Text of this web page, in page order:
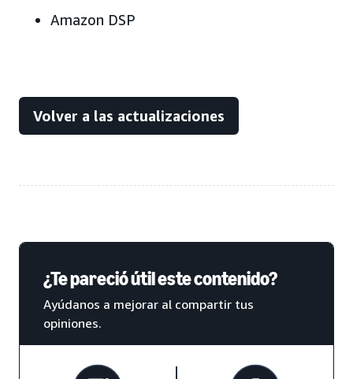
Amazon DSP
Volver a las actualizaciones
¿Te pareció útil este contenido?
Ayúdanos a mejorar al compartir tus
opiniones.